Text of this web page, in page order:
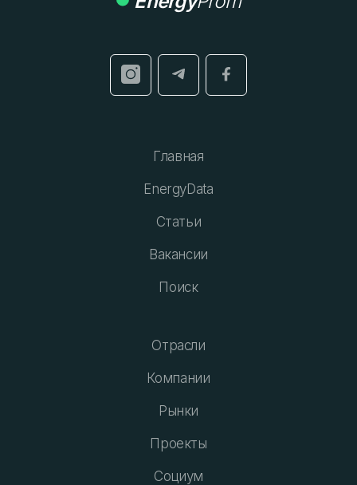
Главная
EnergyData
Статьи
Вакансии
Поиск
Отрасли
Компании
Рынки
Проекты
Социум